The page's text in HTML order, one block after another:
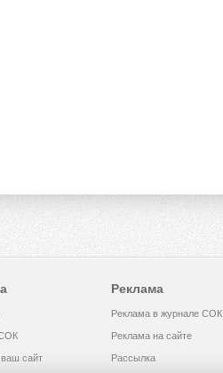
сайт
Реклама
Реклама в журнале СОК
Реклама на сайте
Рассылка